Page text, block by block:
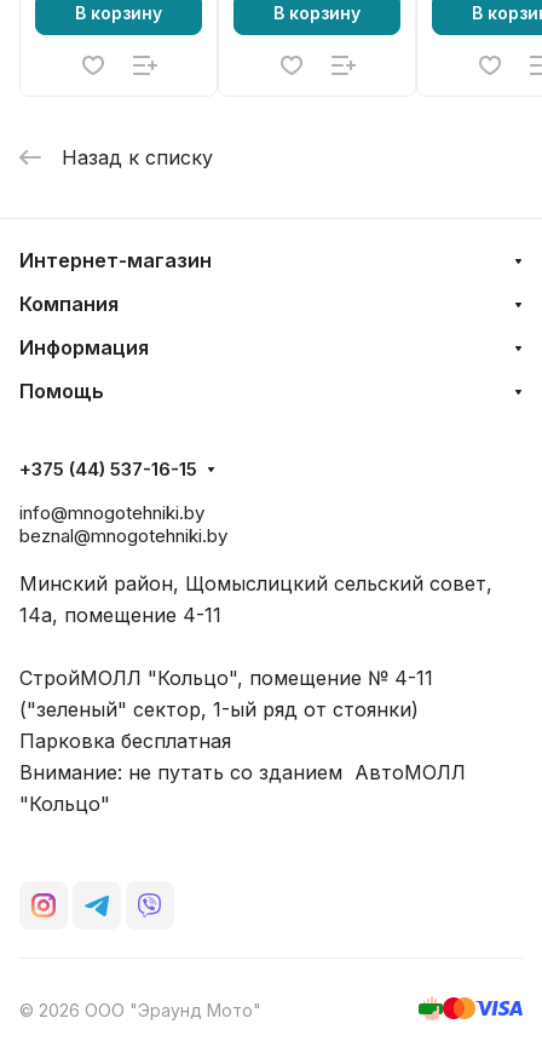
В корзину В корзину
371, 390,
842,
2035, 2036,
В
Назад к списку
Интернет-магазин
Компания
Информация
Помощь
+375 (44) 537-16-15
info@mnogotehniki.by
beznal@mnogotehniki.by
Минский район, Щомыслицкий сельский совет,
14а, помещение 4-11
СтройМОЛЛ "Кольцо", помещение № 4-11
("зеленый" сектор, 1-ый ряд от стоянки)
Парковка бесплатная
Внимание: не путать со зданием АвтоМОЛЛ
"Кольцо"
© 2026 ООО "Эраунд Мото"